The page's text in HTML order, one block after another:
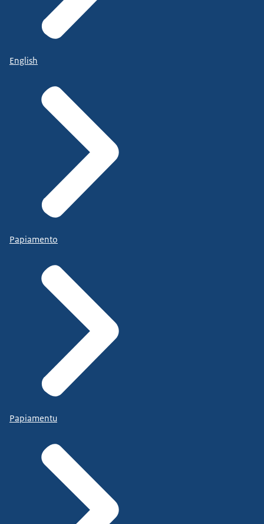
English
Papiamento
Papiamentu